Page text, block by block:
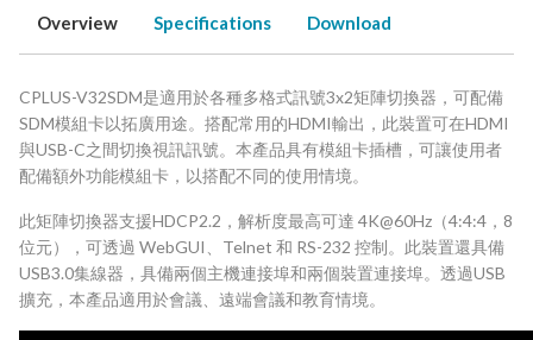
Overview Specifications Download
CPLUS-V32SDM是適用於各種多格式訊號3x2矩陣切換器，可配備
SDM模組卡以拓廣用途。搭配常用的HDMI輸出，此裝置可在HDMI
與USB-C之間切換視訊訊號。本產品具有模組卡插槽，可讓使用者
配備額外功能模組卡，以搭配不同的使用情境。
此矩陣切換器支援HDCP2.2，解析度最高可達 4K@60Hz（4:4:4，8
位元），可透過 WebGUI、Telnet 和 RS-232 控制。此裝置還具備
USB3.0集線器，具備兩個主機連接埠和兩個裝置連接埠。透過USB
擴充，本產品適用於會議、遠端會議和教育情境。